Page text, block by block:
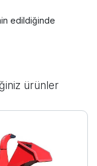
edildiğinde
ürünler